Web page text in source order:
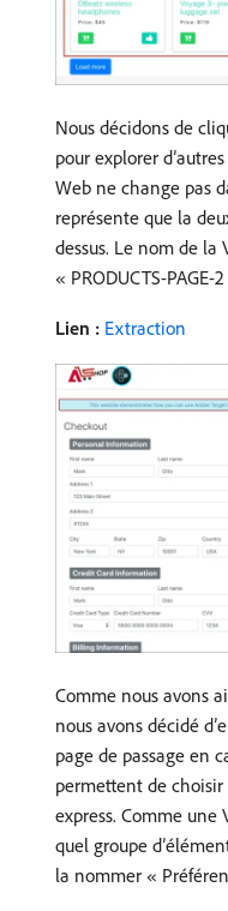
Nous décidons de
pour explorer
Web ne change pas
représente que la
dessus. Le nom de la
« PRODUCTS-PAGE-
Lien : Extraction
Comme nous avons
nous avons décidé
page de passage en
permettent de
express. Comme une
quel groupe
la nommer «